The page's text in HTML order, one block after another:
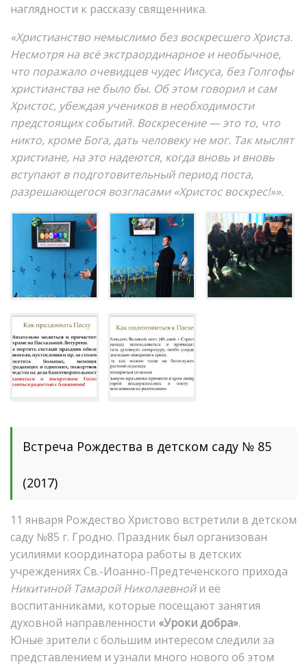
наглядности к рассказу священника.
«Христианство немыслимо без воскресшего Христа.
Несмотря на всё экстраординарное и необычное,
что поражало очевидцев чудес Иисуса, без Голгофы
христианства не было бы. Об этом говорил и сам
Христос, убеждая учеников в необходимости
предстоящих событий. Воскресение — это то, что
никто, кроме Бога, дать человеку не мог. Так мыслят
христиане, на это надеются, когда вновь и вновь
вступают в подготовительный период поста,
разрешающегося возгласами «Христос воскрес!»».
Встреча Рождества в детском саду № 85
(2017)
11 января Рождество Христово встретили в детском
саду №85 г. Гродно. Праздник был организован
усилиями координатора работы в детских
учреждениях Св.-Иоанно-Предтеченского прихода
Никитиной Тамарой Николаевнойи её
воспитанниками, которые посещают занятия
духовной направленности «Уроки добра».
Юные зрители с большим интересом следили за
представлением и узнали много нового об этом